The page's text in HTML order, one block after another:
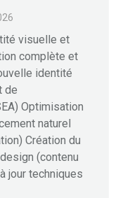
visuelle et
complète et
identité
de
Optimisation
naturel
Création du
(contenu
jour techniques